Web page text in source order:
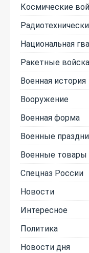
Космические
Национальная
Ракетные
Военная история
Вооружение
Военная форма
Военные
Военные товары
Спецназ России
Новости
Интересное
Политика
Новости дня